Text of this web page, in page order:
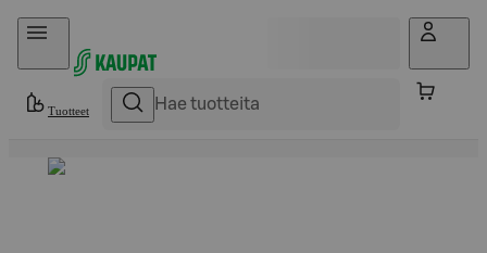
Hyppää sisältöön
Tuotteet